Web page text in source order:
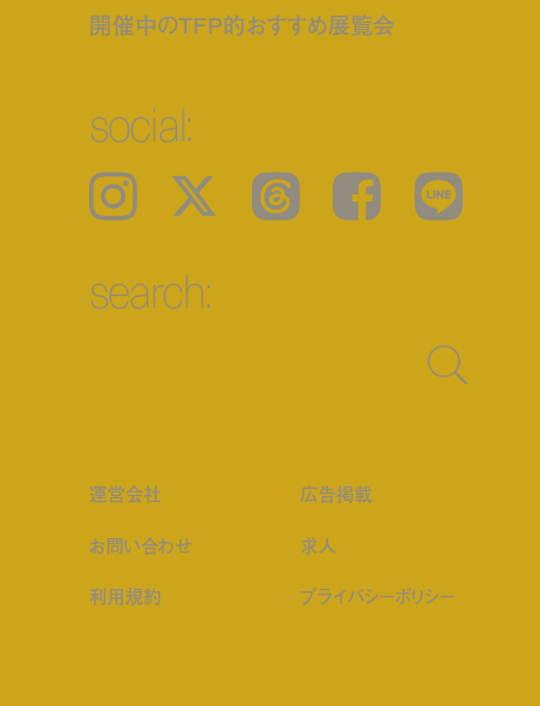
開催中のTFP的おすすめ展覧会
social:
Instagram 𝕏 Threads Facebook LINE
search:
運営会社
広告掲載
お問い合わせ
求人
利用規約 プライバシーポリシー